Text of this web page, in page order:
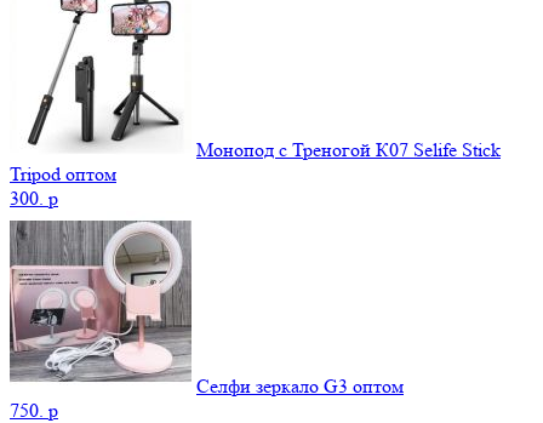
Монопод с Треногой К07 Selife Stick
Tripod оптом
300. p
Селфи зеркало G3 оптом
750. p